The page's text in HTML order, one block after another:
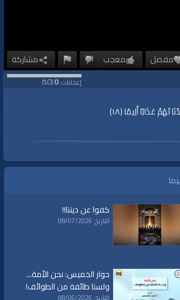
مفضل معجب مشاركة
إعجابات:0
(
0
%)
عَذَابًا أَلِيمًا ﴿١٨﴾
كفوا عن ديننا!!
التاريخ: 08/07/2026
حوار الخميس: نحن الأمة...
ولسنا طائفة من الطوائف!
التاريخ: 08/06/2026